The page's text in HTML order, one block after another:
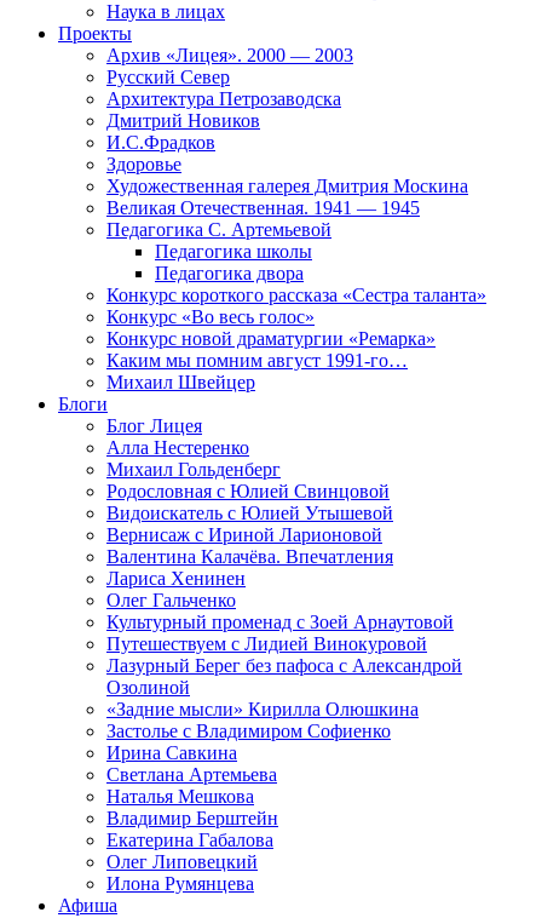
Наука в лицах
Проекты
Архив «Лицея». 2000 — 2003
Русский Север
Архитектура Петрозаводска
Дмитрий Новиков
И.С.Фрадков
Здоровье
Художественная галерея Дмитрия Москина
Великая Отечественная. 1941 — 1945
Педагогика С. Артемьевой
Педагогика школы
Педагогика двора
Конкурс короткого рассказа «Сестра таланта»
Конкурс «Во весь голос»
Конкурс новой драматургии «Ремарка»
Каким мы помним август 1991-го…
Михаил Швейцер
Блоги
Блог Лицея
Алла Нестеренко
Михаил Гольденберг
Родословная с Юлией Свинцовой
Видоискатель с Юлией Утышевой
Вернисаж с Ириной Ларионовой
Валентина Калачёва. Впечатления
Лариса Хенинен
Олег Гальченко
Культурный променад с Зоей Арнаутовой
Путешествуем с Лидией Винокуровой
Лазурный Берег без пафоса с Александрой
Озолиной
«Задние мысли» Кирилла Олюшкина
Застолье с Владимиром Софиенко
Ирина Савкина
Светлана Артемьева
Наталья Мешкова
Владимир Берштейн
Екатерина Габалова
Олег Липовецкий
Илона Румянцева
Афиша